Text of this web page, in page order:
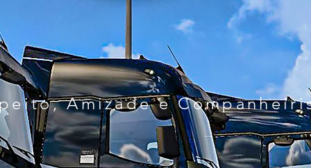
Amizade e